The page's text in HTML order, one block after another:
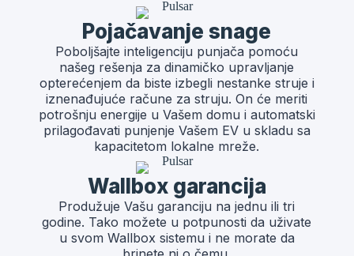
Pojačavanje snage
Poboljšajte inteligenciju punjača pomoću
našeg rešenja za dinamičko upravljanje
opterećenjem da biste izbegli nestanke struje i
iznenađujuće račune za struju. On će meriti
potrošnju energije u Vašem domu i automatski
prilagođavati punjenje Vašem EV u skladu sa
kapacitetom lokalne mreže.
Wallbox garancija
Produžuje Vašu garanciju na jednu ili tri
godine. Tako možete u potpunosti da uživate
u svom Wallbox sistemu i ne morate da